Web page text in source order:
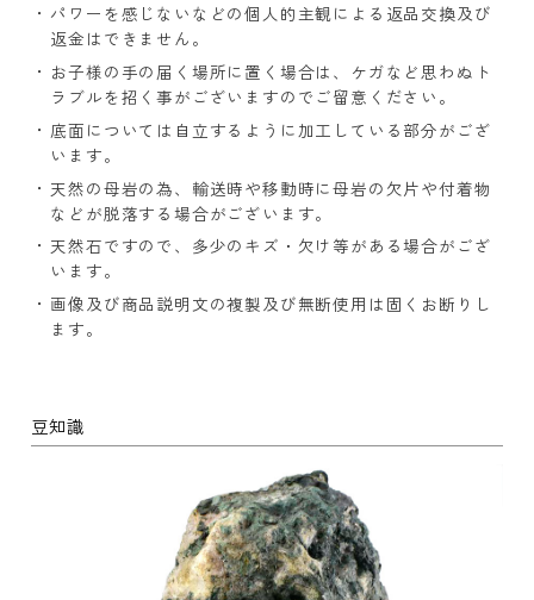
パワーを感じないなどの個人的主観による返品交換及び
返金はできません。
お子様の手の届く場所に置く場合は、ケガなど思わぬト
ラブルを招く事がございますのでご留意ください。
底面については自立するように加工している部分がござ
います。
天然の母岩の為、輸送時や移動時に母岩の欠片や付着物
などが脱落する場合がございます。
天然石ですので、多少のキズ・欠け等がある場合がござ
います。
画像及び商品説明文の複製及び無断使用は固くお断りし
ます。
豆知識